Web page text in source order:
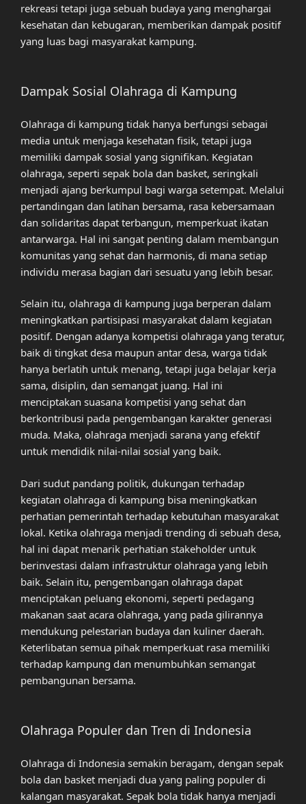
rekreasi tetapi juga sebuah budaya yang menghargai
kesehatan dan kebugaran, memberikan dampak positif
yang luas bagi masyarakat kampung.
Dampak Sosial Olahraga di Kampung
Olahraga di kampung tidak hanya berfungsi sebagai
media untuk menjaga kesehatan fisik, tetapi juga
memiliki dampak sosial yang signifikan. Kegiatan
olahraga, seperti sepak bola dan basket, seringkali
menjadi ajang berkumpul bagi warga setempat. Melalui
pertandingan dan latihan bersama, rasa kebersamaan
dan solidaritas dapat terbangun, memperkuat ikatan
antarwarga. Hal ini sangat penting dalam membangun
komunitas yang sehat dan harmonis, di mana setiap
individu merasa bagian dari sesuatu yang lebih besar.
Selain itu, olahraga di kampung juga berperan dalam
meningkatkan partisipasi masyarakat dalam kegiatan
positif. Dengan adanya kompetisi olahraga yang teratur,
baik di tingkat desa maupun antar desa, warga tidak
hanya berlatih untuk menang, tetapi juga belajar kerja
sama, disiplin, dan semangat juang. Hal ini
menciptakan suasana kompetisi yang sehat dan
berkontribusi pada pengembangan karakter generasi
muda. Maka, olahraga menjadi sarana yang efektif
untuk mendidik nilai-nilai sosial yang baik.
Dari sudut pandang politik, dukungan terhadap
kegiatan olahraga di kampung bisa meningkatkan
perhatian pemerintah terhadap kebutuhan masyarakat
lokal. Ketika olahraga menjadi trending di sebuah desa,
hal ini dapat menarik perhatian stakeholder untuk
berinvestasi dalam infrastruktur olahraga yang lebih
baik. Selain itu, pengembangan olahraga dapat
menciptakan peluang ekonomi, seperti pedagang
makanan saat acara olahraga, yang pada gilirannya
mendukung pelestarian budaya dan kuliner daerah.
Keterlibatan semua pihak memperkuat rasa memiliki
terhadap kampung dan menumbuhkan semangat
pembangunan bersama.
Olahraga Populer dan Tren di Indonesia
Olahraga di Indonesia semakin beragam, dengan sepak
bola dan basket menjadi dua yang paling populer di
kalangan masyarakat. Sepak bola tidak hanya menjadi